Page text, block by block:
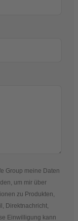
Group meine Daten
um mir über
zu Produkten,
Direktnachricht,
Einwilligung kann